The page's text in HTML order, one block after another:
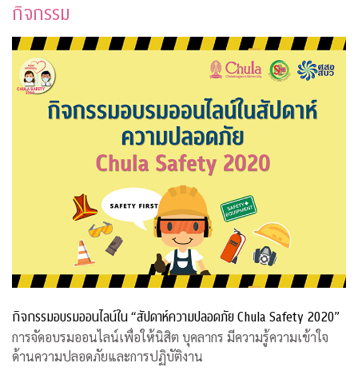
กิจกรรม
กิจกรรมอบรมออนไลน์ใน “สัปดาห์ความปลอดภัย Chula Safety 2020”
การจัดอบรมออนไลน์เพื่อให้นิสิต บุคลากร มีความรู้ความเข้าใจ
ด้านความปลอดภัยและการปฏิบัติงาน